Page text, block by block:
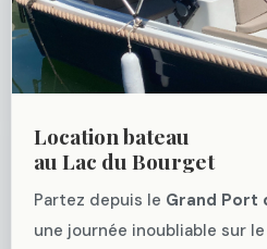
Location bateau
au Lac du Bourget
Partez depuis le Grand Port
une journée inoubliable sur